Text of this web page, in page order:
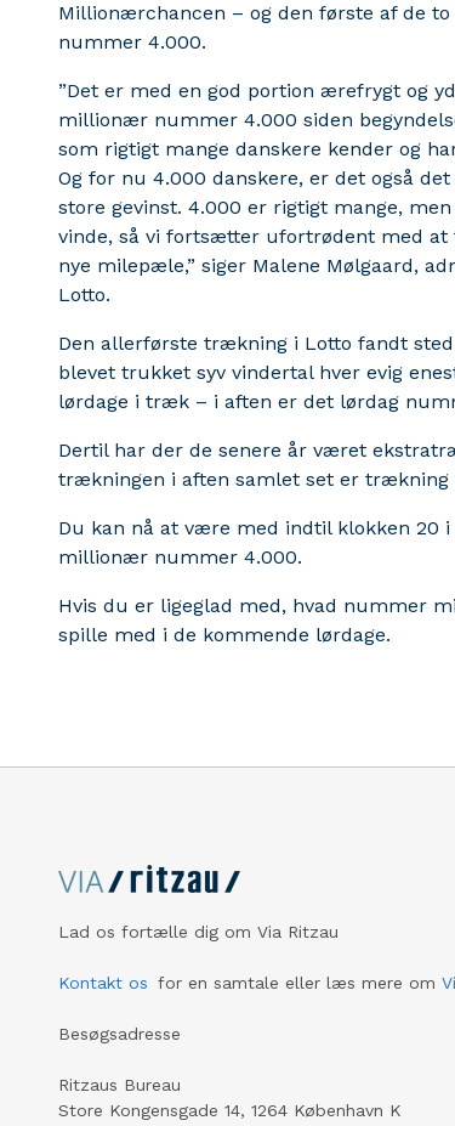
Millionærchancen – og den første af de
nummer 4.000.
”Det er med en god portion ærefrygt og
millionær nummer 4.000 siden
som rigtigt mange danskere kender og
Og for nu 4.000 danskere, er det også
store gevinst. 4.000 er rigtigt mange,
vinde, så vi fortsætter ufortrødent med
nye milepæle,” siger Malene Mølgaard,
Lotto.
Den allerførste trækning i Lotto fandt
blevet trukket syv vindertal hver evig
lørdage i træk – i aften er det lørdag
Dertil har der de senere år været
trækningen i aften samlet set er trækning
Du kan nå at være med indtil klokken 20
millionær nummer 4.000.
Hvis du er ligeglad med, hvad nummer
spille med i de kommende lørdage.
Lad os fortælle dig om Via Ritzau
Kontakt os for en samtale eller læs mere om
Besøgsadresse
Ritzaus Bureau
Store Kongensgade 14, 1264 København K